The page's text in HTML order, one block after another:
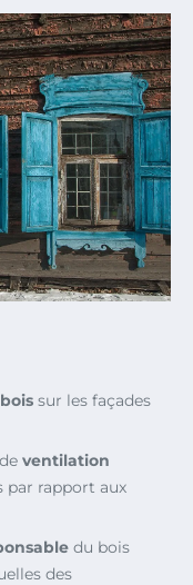
sur les façades
ventilation
par rapport aux
du bois
des